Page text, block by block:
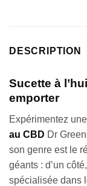
DESCRIPTION
Sucette à
emporter
Expérimentez
au CBD Dr
son genre est le
géants : d’un
spécialisée dans